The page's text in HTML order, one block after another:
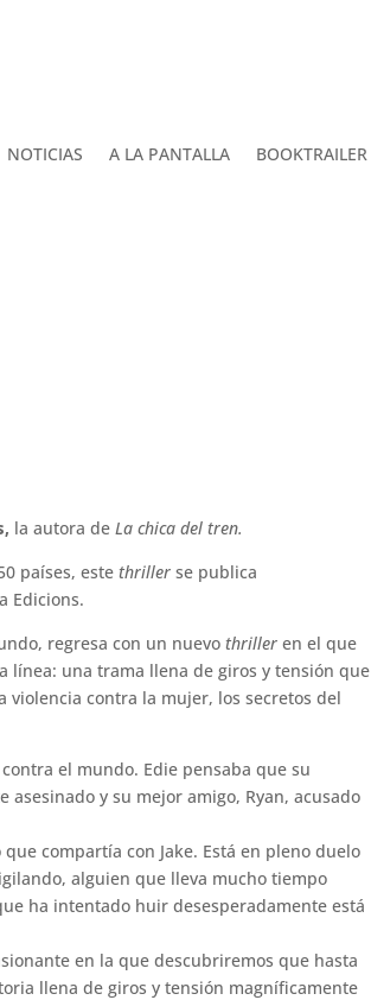
NOTICIAS A LA PANTALLA BOOKTRAILER
la autora deLa chica del tren.
países, estethrillerse publica
Edicions.
regresa con un nuevothriller en el que
línea: una trama llena de giros y tensión que
contra la mujer, los secretos del
el mundo. Edie pensaba que su
y su mejor amigo, Ryan, acusado
compartía con Jake. Está en pleno duelo
alguien que lleva mucho tiempo
ha intentado huir desesperadamente está
en la que descubriremos que hasta
llena de giros y tensión magníficamente